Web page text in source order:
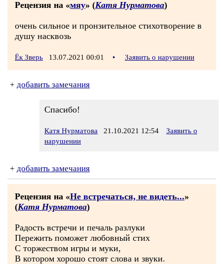
Рецензия на «мяу» (Катя Нурматова)
очень сильное и пронзительное стихотворение в
душу насквозь
Ёк Зверь 13.07.2021 00:01 • Заявить о нарушении
+ добавить замечания
Спасибо!
Катя Нурматова 21.10.2021 12:54
Заявить о
нарушении
+ добавить замечания
Рецензия на «Не встречаться, не видеть...»
(Катя Нурматова)
Радость встречи и печаль разлуки
Пережить поможет любовный стих
С торжеством игры и муки,
В котором хорошо стоят слова и звуки.